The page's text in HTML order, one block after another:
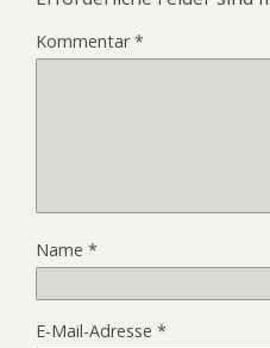
Kommentar*
Name *
E-Mail-Adresse *